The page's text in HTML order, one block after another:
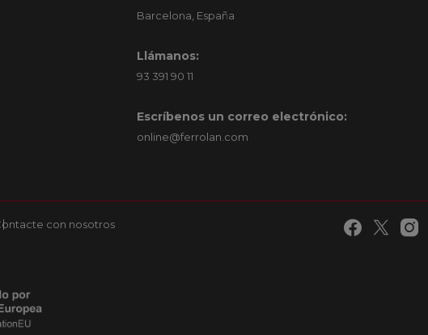
Barcelona, España
Llámanos:
93 391 90 11
Escríbenos un correo electrónico:
online@ferrolan.com
con nosotros